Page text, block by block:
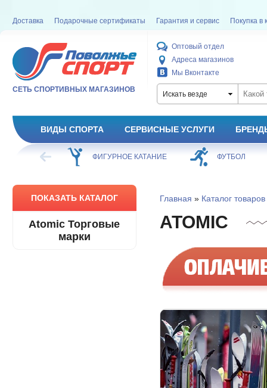
Доставка Подарочные сертификаты Гарантия и сервис Покупка в
СЕТЬ СПОРТИВНЫХ МАГАЗИНОВ
Оптовый отдел
Адреса магазинов
Мы Вконтакте
Искать везде
ВИДЫ СПОРТА СЕРВИСНЫЕ УСЛУГИ
ХОККЕЙ ФИГУРНОЕ КАТАНИЕ ФУТБОЛ
ПОКАЗАТЬ КАТАЛОГ
Atomic Торговые
марки
Главная » Каталог товаров
ATOMIC